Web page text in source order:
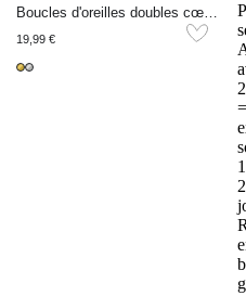
19,99 €
=
2